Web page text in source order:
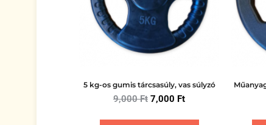
5 kg-os gumis tárcsasúly, vas súlyzó
9,000Ft 7,000 Ft